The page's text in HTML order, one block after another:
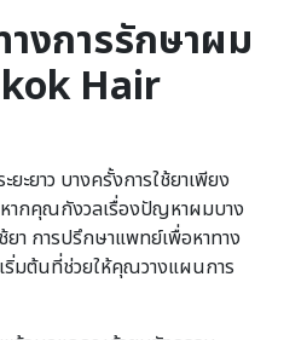
งการรักษาผม
Hair
ะยาว บางครั้งการใช้ยาเพียง
หากคุณกังวลเรื่องปัญหาผมบาง
ยา การปรึกษาแพทย์เพื่อหาทาง
ริ่มต้นที่ช่วยให้คุณวางแผนการ